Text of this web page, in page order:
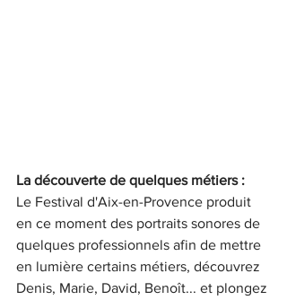
La découverte de quelques métiers :
Le Festival d'Aix-en-Provence produit
en ce moment des portraits sonores de
quelques professionnels afin de mettre
en lumière certains métiers, découvrez
Denis, Marie, David, Benoît... et plongez